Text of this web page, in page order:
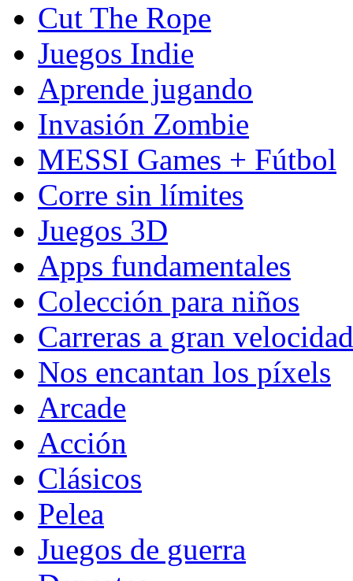
Cut The Rope
Juegos Indie
Aprende jugando
Invasión Zombie
MESSI Games + Fútbol
Corre sin límites
Juegos 3D
Apps fundamentales
Colección para niños
Carreras a gran velocidad
Nos encantan los píxels
Arcade
Acción
Clásicos
Pelea
Juegos de guerra